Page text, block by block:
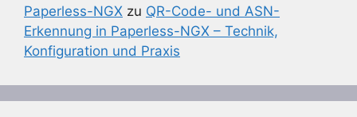
Paperless-NGX zu QR-Code- und ASN-
Erkennung in Paperless-NGX – Technik,
Konfiguration und Praxis